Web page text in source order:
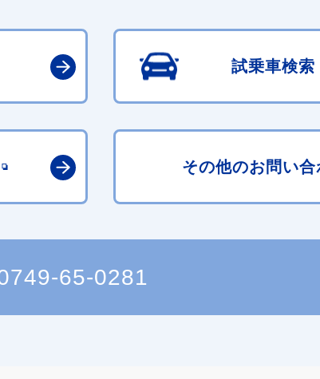
試乗車検索
その他のお問い合
65-0281